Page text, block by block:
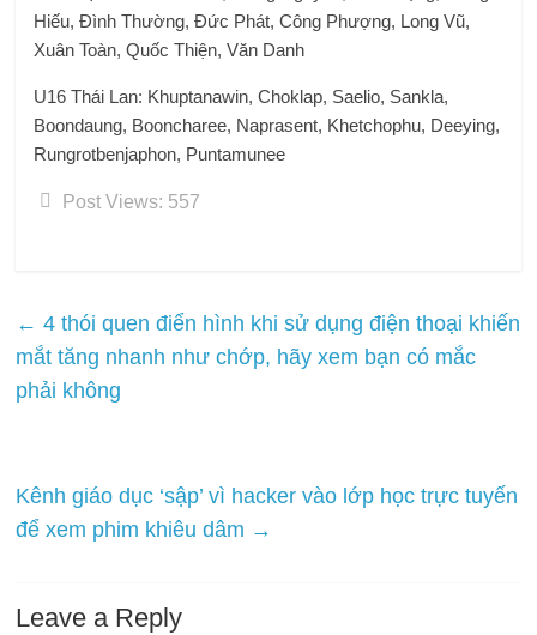
Hiếu, Đình Thường, Đức Phát, Công Phượng, Long Vũ,
Xuân Toàn, Quốc Thiện, Văn Danh
U16 Thái Lan: Khuptanawin, Choklap, Saelio, Sankla,
Boondaung, Booncharee, Naprasent, Khetchophu, Deeying,
Rungrotbenjaphon, Puntamunee
Post Views: 557
← 4 thói quen điển hình khi sử dụng điện thoại khiến
mắt tăng nhanh như chớp, hãy xem bạn có mắc
phải không
Kênh giáo dục ‘sập’ vì hacker vào lớp học trực tuyến
để xem phim khiêu dâm →
Leave a Reply